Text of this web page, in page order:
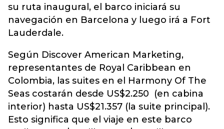
su ruta inaugural, el barco iniciará su
navegación en Barcelona y luego irá a Fort
Lauderdale.
Según Discover American Marketing,
representantes de Royal Caribbean en
Colombia, las suites en el Harmony Of The
Seas costarán desde US$2.250 (en cabina
interior) hasta US$21.357 (la suite principal).
Esto significa que el viaje en este barco